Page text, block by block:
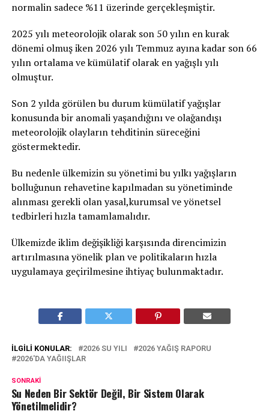
normalin sadece %11 üzerinde gerçekleşmiştir.
2025 yılı meteorolojik olarak son 50 yılın en kurak
dönemi olmuş iken 2026 yılı Temmuz ayına kadar son 66
yılın ortalama ve kümülatif olarak en yağışlı yılı
olmuştur.
Son 2 yılda görülen bu durum kümülatif yağışlar
konusunda bir anomali yaşandığını ve olağandışı
meteorolojik olayların tehditinin süreceğini
göstermektedir.
Bu nedenle ülkemizin su yönetimi bu yılkı yağışların
bolluğunun rehavetine kapılmadan su yönetiminde
alınması gerekli olan yasal,kurumsal ve yönetsel
tedbirleri hızla tamamlamalıdır.
Ülkemizde iklim değişikliği karşısında direncimizin
artırılmasına yönelik plan ve politikaların hızla
uygulamaya geçirilmesine ihtiyaç bulunmaktadır.
İLGILI KONULAR: 2026 SU YILI
2026 YAĞIŞ RAPORU
2026'DA YAĞIIŞLAR
SONRAKI
Su Neden Bir Sektör Değil, Bir Sistem Olarak
Yönetilmelidir?